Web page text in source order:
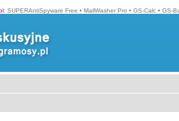
: SUPERAntiSpyware Free • MailWasher Pro • GS-Calc • GS-